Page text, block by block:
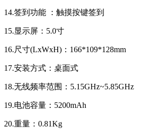
14.签到功能 ：触摸按键签到
15.显示屏：5.0寸
16.尺寸(LxWxH)：166*109*128mm
17.安装方式：桌面式
18.无线频率范围：5.15GHz~5.85GHz
19.电池容量：5200mAh
20.重量：0.81Kg